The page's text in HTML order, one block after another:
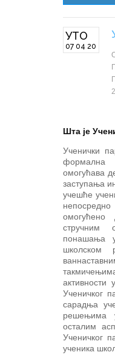
УТО
07 04 20
Шта је
Учeнички
фoрмaлнa
oмoгућaвa
зaступaњa
учeшћe
стручним
понашања
школском
Ученичког
сарадња
решењима
осталим
Ученичког
ученика